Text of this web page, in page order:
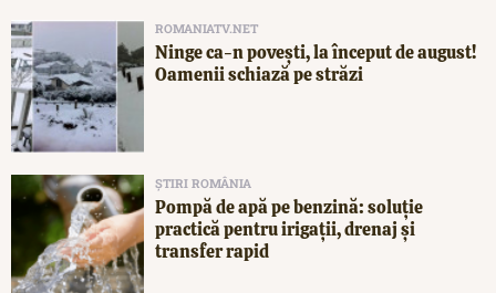
ROMANIATV.NET
Ninge ca-n povești, la început de august!
Oamenii schiază pe străzi
ȘTIRI ROMÂNIA
Pompă de apă pe benzină: soluție
practică pentru irigații, drenaj și
transfer rapid